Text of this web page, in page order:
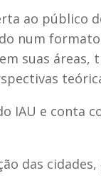
ao público
num
suas
IAU e conta
das